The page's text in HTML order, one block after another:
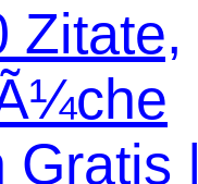
Zitate,
Gratis |